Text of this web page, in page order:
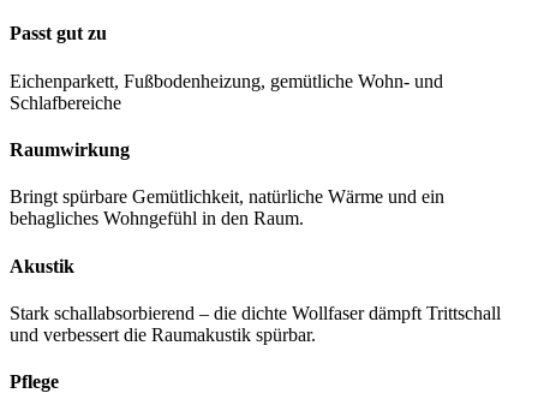
Passt gut zu
Eichenparkett, Fußbodenheizung, gemütliche Wohn- und
Schlafbereiche
Raumwirkung
Bringt spürbare Gemütlichkeit, natürliche Wärme und ein
behagliches Wohngefühl in den Raum.
Akustik
Stark schallabsorbierend – die dichte Wollfaser dämpft Trittschall
und verbessert die Raumakustik spürbar.
Pflege